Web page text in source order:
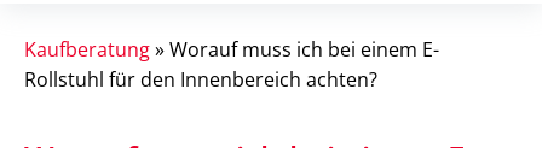
Kaufberatung»Worauf muss ich bei einem E-
Rollstuhl für den Innenbereich achten?